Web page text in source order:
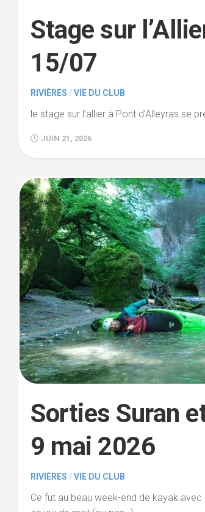
Stage sur
15/07
RIVIÈRES /VIE DU CLUB
le stage sur l’allier à Pont d’Alleyras se
JUIN 21, 2026
Sorties Suran
9 mai 2026
RIVIÈRES /VIE DU CLUB
Ce fut au beau week-end de kayak